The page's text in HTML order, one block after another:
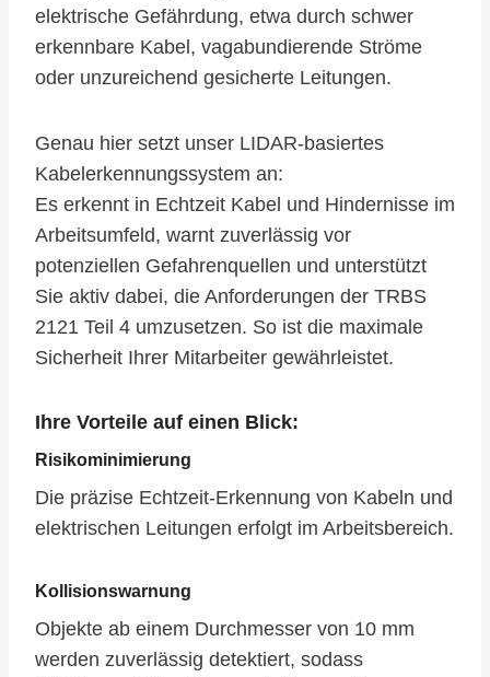
elektrische Gefährdung, etwa durch schwer
erkennbare Kabel, vagabundierende Ströme
oder unzureichend gesicherte Leitungen.
Genau hier setzt unser LIDAR-basiertes
Kabelerkennungssystem an:
Es erkennt in Echtzeit Kabel und Hindernisse im
Arbeitsumfeld, warnt zuverlässig vor
potenziellen Gefahrenquellen und unterstützt
Sie aktiv dabei, die Anforderungen der TRBS
2121 Teil 4 umzusetzen. So ist die maximale
Sicherheit Ihrer Mitarbeiter gewährleistet.
Ihre Vorteile auf einen Blick:
Risikominimierung
Die präzise Echtzeit-Erkennung von Kabeln und
elektrischen Leitungen erfolgt im Arbeitsbereich.
Kollisionswarnung
Objekte ab einem Durchmesser von 10 mm
werden zuverlässig detektiert, sodass